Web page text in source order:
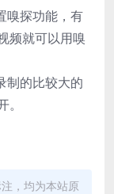
嗅探功能，有
频就可以用嗅
制的比较大的
，均为本站原